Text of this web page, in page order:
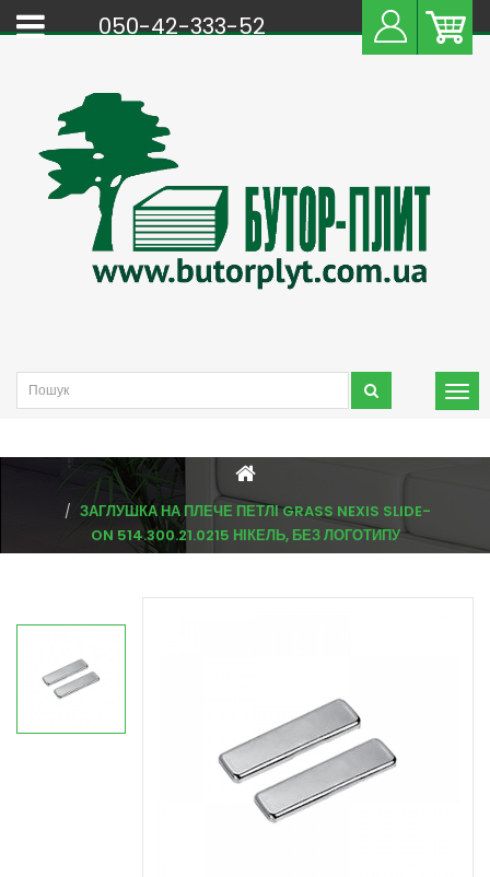
050-42-333-52
ЗАГЛУШКА НА ПЛЕЧЕ ПЕТЛІ GRASS NEXIS SLIDE-
ON 514.300.21.0215 НІКЕЛЬ, БЕЗ ЛОГОТИПУ